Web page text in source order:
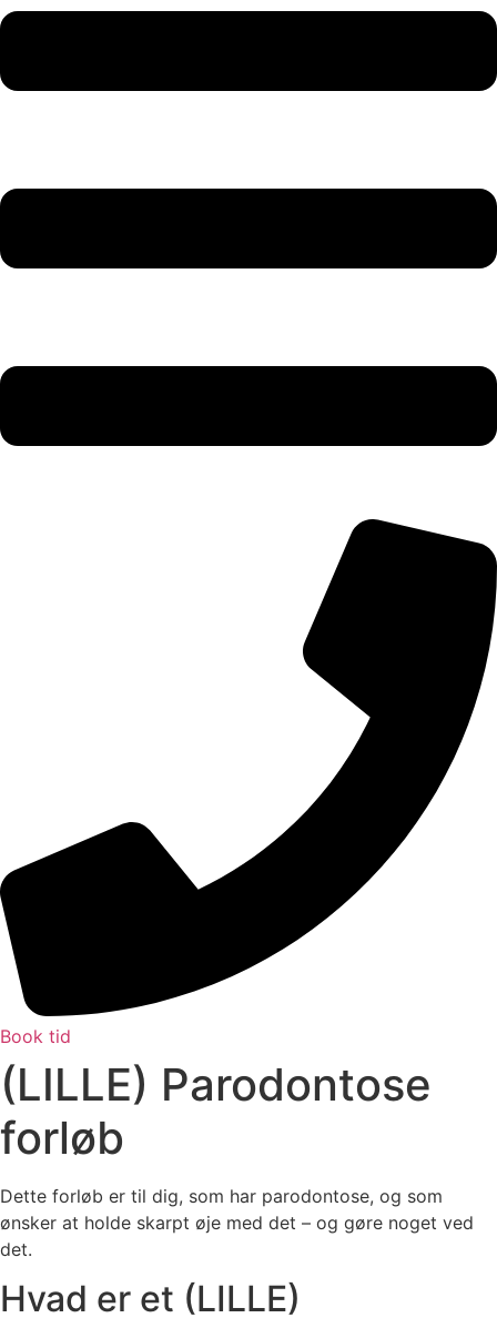
Book tid
(LILLE) Parodontose
forløb
Dette forløb er til dig, som har parodontose, og som
ønsker at holde skarpt øje med det – og gøre noget ved
det.
Hvad er et (LILLE)